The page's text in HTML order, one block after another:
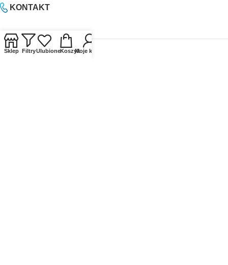
KONTAKT
Sklep FiltryUlubioneKoszykMoje konto